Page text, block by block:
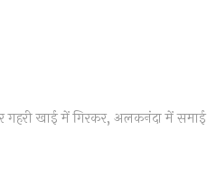
गहरी खाई में गिरकर, अलकनंदा में समाई